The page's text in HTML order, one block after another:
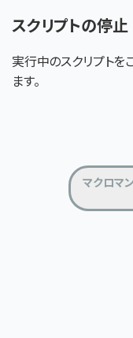
スクリプトの停止
実行中のスクリプトを
ます。
マクロマ